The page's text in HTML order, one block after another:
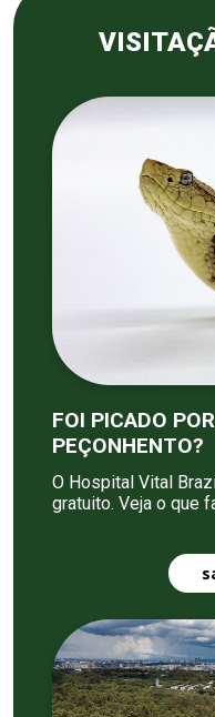
FOI PICADO
PEÇONHENTO?
O Hospital Vital
gratuito. Veja o que